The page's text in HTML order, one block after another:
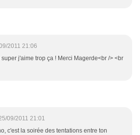
2011 21:06
super j'aime trop ça ! Merci Magerde<br /> <br
09/2011 21:01
c'est la soirée des tentations entre ton